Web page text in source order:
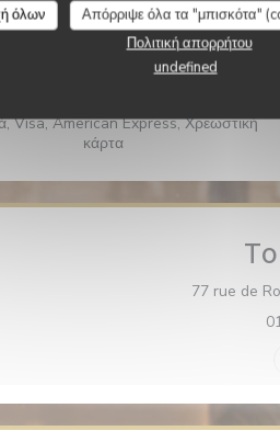
όλων Απόρριψε όλα τα "μπισκότα"
Πολιτική απορρήτου
undefined
Υπηρεσίες
μίσθωση, ταράτσα, WIFI
Μέθοδοι πληρωμής
Visa, American Express, Χρεωστική
κάρτα
77 rue de